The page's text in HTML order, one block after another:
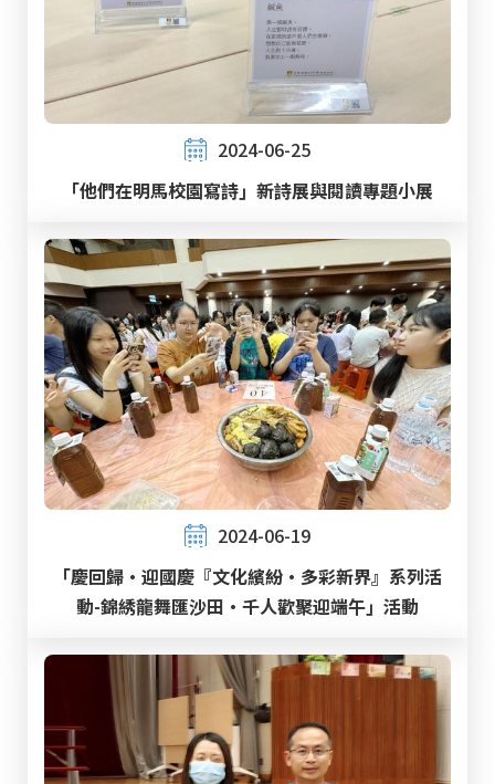
2024-06-25
「他們在明馬校園寫詩」新詩展與閱讀專題小展
2024-06-19
「慶回歸‧迎國慶『文化繽紛‧多彩新界』系列活
動-錦綉龍舞匯沙田‧千人歡聚迎端午」活動